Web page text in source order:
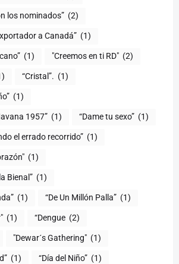
los nominados” (2)
a Canadá” (1)
(1) "Creemos en ti RD" (2)
“Cristal”. (1)
(1)
1957” (1) “Dame tu sexo” (1)
el errado recorrido” (1)
(1)
(1)
(1) “De Un Millón Palla” (1)
(1) “Dengue (2)
"Dewar´s Gathering" (1)
(1) “Día del Niño” (1)